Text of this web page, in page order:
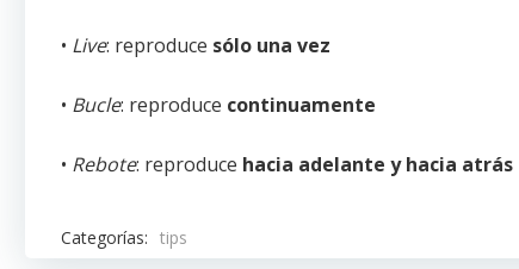
• Live: reproduce sólo una vez
• Bucle: reproduce continuamente
• Rebote: reproduce hacia adelante y hacia atrás
Categorías: tips